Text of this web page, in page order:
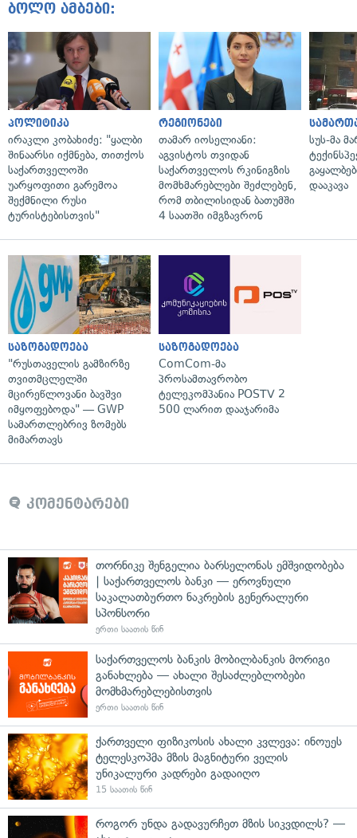
ბოლო ამბები:
პოლიტიკა
ირაკლი კობახიძე: "ყალბი
შინაარსი იქმნება, თითქოს
საქართველოში
უარყოფითი გარემოა
შექმნილი რუსი
ტურისტებისთვის"
რეგიონები
თამარ იოსელიანი:
აგვისტოს თვიდან
საქართველოს რკინიგზის
მომხმარებლები შეძლებენ,
რომ თბილისიდან ბათუმში
4 საათში იმგზავრონ
სუს-მა
დააკავა
საზოგადოება
"რუსთაველის გამზირზე
თვითმცლელში
მცირეწლოვანი ბავშვი
იმყოფებოდა" — GWP
სამართლებრივ ზომებს
მიმართავს
საზოგადოება
ComCom-მა
პროსამთავრობო
ტელეკომპანია POSTV 2
500 ლარით დააჯარიმა
კომენტარები
თორნიკე შენგელია ბარსელონას ემშვიდობება
| საქართველოს ბანკი — ეროვნული
საკალათბურთო ნაკრების გენერალური
სპონსორი
ერთი საათის წინ
საქართველოს ბანკის მობილბანკის მორიგი
განახლება — ახალი შესაძლებლობები
მომხმარებლებისთვის
ერთი საათის წინ
ქართველი ფიზიკოსის ახალი კვლევა: ინოუეს
ტელესკოპმა მზის მაგნიტური ველის
უნიკალური კადრები გადაიღო
15 საათის წინ
როგორ უნდა გადავურჩეთ მზის სიკვდილს? —